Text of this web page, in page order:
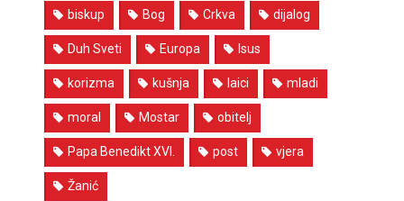
biskup Bog Crkva dijalog
Duh Sveti Europa Isus
korizma kušnja laici mladi
moral Mostar obitelj
Papa Benedikt XVI. post vjera
Žanić